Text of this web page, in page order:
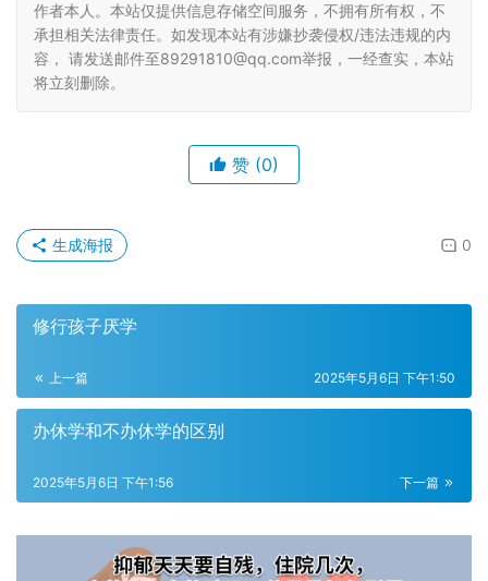
作者本人。本站仅提供信息存储空间服务，不拥有所有权，不
承担相关法律责任。如发现本站有涉嫌抄袭侵权/违法违规的内
容， 请发送邮件至89291810@qq.com举报，一经查实，本站
将立刻删除。
赞 (0)
0
生成海报
修行孩子厌学
上一篇 2025年5月6日 下午1:50
办休学和不办休学的区别
下一篇
2025年5月6日 下午1:56